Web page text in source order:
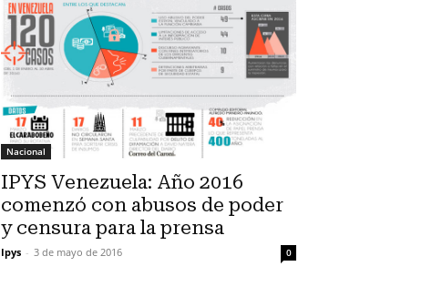
Nacional
IPYS Venezuela: Año 2016
comenzó con abusos de poder
y censura para la prensa
Ipys - 3 de mayo de 2016 0